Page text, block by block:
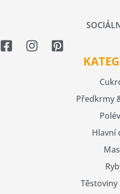
Předkrmy
Hlavní
Těstoviny